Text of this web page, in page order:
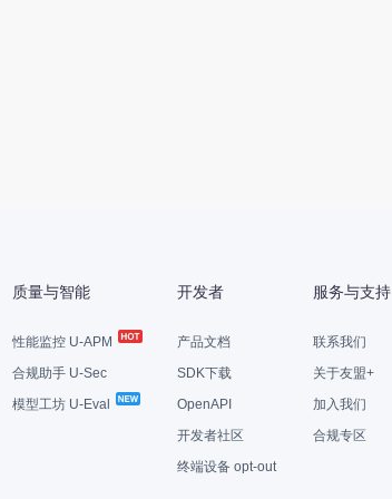
质量与智能
性能监控 U-APM
合规助手 U-Sec
模型工坊 U-Eval
开发者
产品文档
SDK下载
OpenAPI
开发者社区
终端设备 opt-out
服务与支持
联系我们
关于友盟+
加入我们
合规专区